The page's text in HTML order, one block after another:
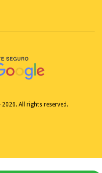
All rights reserved.